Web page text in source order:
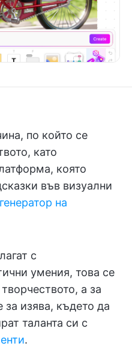
по който се
като
която
във визуални
на
с
умения, това се
а за
за изява, където да
таланта си с
.